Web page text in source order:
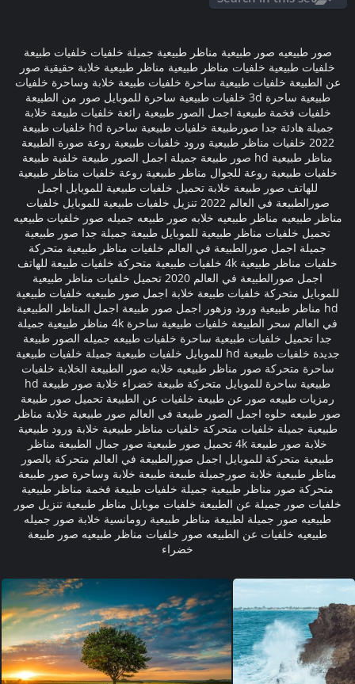
صور طبيعيه صور طبيعية مناظر طبيعية جميلة خلفيات خلفيات طبيعة
خلفيات طبيعية خلفيات مناظر طبيعية مناظر طبيعية خلابة حقيقية صور
عن الطبيعة خلفيات طبيعية ساحرة خلفيات طبيعة خلابة وساحرة خلفيات
طبيعية ساحرة 3d خلفيات طبيعية ساحرة للموبايل صور من الطبيعة
خلفيات فخمة طبيعية اجمل الصور طبيعية رائعة خلفيات طبيعة خلابة
جميلة هادئة جدا صورطبيعة خلفيات طبيعية ساحرة hd خلفيات طبيعة
2022 خلفيات مناظر طبيعية ورود خلفيات طبيعية روعة صورة الطبيعة
مناظر طبيعية hd صور طبيعة جميلة اجمل الصور طبيعة خلفية طبيعة
خلفيات طبيعية روعة للجوال مناظر طبيعية روعة خلفيات مناظر طبيعية
للهاتف صور طبيعة خلابة تحميل خلفيات طبيعية للموبايل اجمل
صورالطبيعة في العالم 2022 تنزيل خلفيات طبيعية للموبايل خلفيات
مناظر طبيعيه مناظر طبيعيه خلابه صور طبيعه جميله صور خلفيات طبيعيه
تحميل خلفيات مناظر طبيعية للموبايل طبيعة جميلة جدا صور طبيعية
جميلة اجمل صورالطبيعة في العالم خلفيات مناظر طبيعية متحركة
خلفيات مناظر طبيعية 4k خلفيات طبيعية متحركة خلفيات طبيعة للهاتف
اجمل صورالطبيعة في العالم 2020 تحميل خلفيات مناظر طبيعية
للموبايل متحركة خلفيات طبيعة خلابة اجمل صور طبيعيه خلفيات طبيعية
hd مناظر طبيعية ورود وزهور اجمل صور طبيعة اجمل المناظر الطبيعية
في العالم سحر الطبيعة خلفيات طبيعية ساحرة 4k مناظر طبيعية جميلة
جدا تحميل خلفيات طبيعية ساحرة خلفيات طبيعه جميله الصور طبيعة
جديدة خلفيات طبيعية hd للموبايل خلفيات طبيعية جميلة خلفيات طبيعية
ساحرة متحركة صور مناظر طبيعيه خلابه صور الطبيعة الخلابة خلفيات
طبيعية ساحرة للموبايل متحركة طبيعة خضراء خلابة صور طبيعة hd
رمزيات طبيعه صور عن طبيعة خلفيات عن الطبيعة تحميل صور طبيعة
صور طبيعه حلوه اجمل الصور طبيعة في العالم صور طبيعية خلابة مناظر
طبيعية جميلة خلفيات متحركة خلفيات مناظر طبيعية خلابة ورود طبيعية
خلابة صور طبيعة 4k تحميل صور طبيعية صور جمال الطبيعة مناظر
طبيعية متحركة للموبايل اجمل صورالطبيعة في العالم متحركة بالصور
مناظر طبيعية خلابة صورجميلة طبيعة طبيعة خلابة وساحرة صور طبيعة
متحركة صور مناظر طبيعية جميلة خلفيات طبيعة فخمة مناظر طبيعية
خلفيات صور جميلة عن الطبيعة خلفيات موبايل مناظر طبيعية تنزيل صور
طبيعيه صور جميلة لطبيعة مناظر طبيعية رومانسية خلابة صور جميله
طبيعيه خلفيات عن الطبيعه صور خلفيات مناظر طبيعيه صور طبيعة
خضراء